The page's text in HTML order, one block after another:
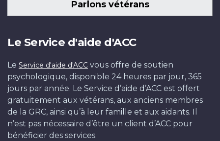
Parlons vétérans
Le Service d'aide d'ACC
Le Service d'aide d'ACC vous offre de soutien
psychologique, disponible 24 heures par jour, 365
jours par année. Le Service d’aide d’ACC est offert
gratuitement aux vétérans, aux anciens membres
de la GRC, ainsi qu’à leur famille et aux aidants. Il
n’est pas nécessaire d’être un client d’ACC pour
bénéficier des services.